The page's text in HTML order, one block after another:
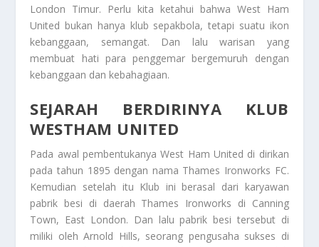
London Timur. Perlu kita ketahui bahwa West Ham
United bukan hanya klub sepakbola, tetapi suatu ikon
kebanggaan, semangat. Dan lalu warisan yang
membuat hati para penggemar bergemuruh dengan
kebanggaan dan kebahagiaan.
SEJARAH BERDIRINYA KLUB
WESTHAM UNITED
Pada awal pembentukanya West Ham United di dirikan
pada tahun 1895 dengan nama Thames Ironworks FC.
Kemudian setelah itu Klub ini berasal dari karyawan
pabrik besi di daerah Thames Ironworks di Canning
Town, East London. Dan lalu pabrik besi tersebut di
miliki oleh Arnold Hills, seorang pengusaha sukses di